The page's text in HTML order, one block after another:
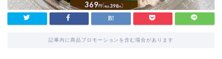
記事内に商品プロモーションを含む場合があります